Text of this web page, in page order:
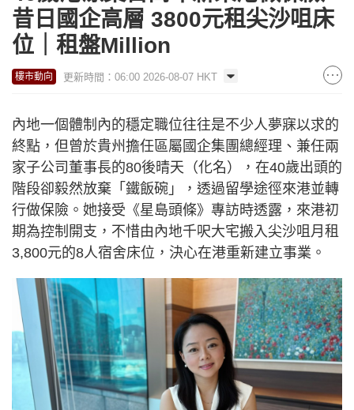
昔日國企高層 3800元租尖沙咀床
位｜租盤Million
樓市動向 更新時間：06:00 2026-08-07 HKT
內地一個體制內的穩定職位往往是不少人夢寐以求的
終點，但曾於貴州擔任區屬國企集團總經理、兼任兩
家子公司董事長的80後晴天（化名），在40歲出頭的
階段卻毅然放棄「鐵飯碗」，透過留學途徑來港並轉
行做保險。她接受《星島頭條》專訪時透露，來港初
期為控制開支，不惜由內地千呎大宅搬入尖沙咀月租
3,800元的8人宿舍床位，決心在港重新建立事業。